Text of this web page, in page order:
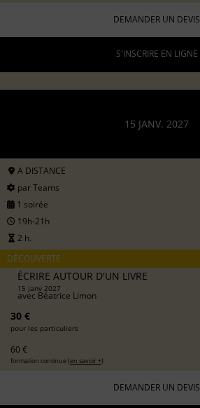
DEMANDER UN DEVIS
S'INSCRIRE EN LIGNE
15 JANV. 2027
A DISTANCE
par Teams
1 soirée
19h-21h
2 h.
DÉCOUVERTE
ÉCRIRE AUTOUR D'UN LIVRE
15 janv 2027
avec Béatrice Limon
30 €
pour les particuliers
60 €
formation continue (en savoir +)
DEMANDER UN DEVIS